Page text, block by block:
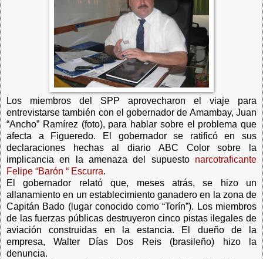
Los miembros del SPP aprovecharon el viaje para
entrevistarse también con el gobernador de Amambay, Juan
“Ancho” Ramírez (foto), para hablar sobre el problema que
afecta a Figueredo. El gobernador se ratificó en sus
declaraciones hechas al diario ABC Color sobre la
implicancia en la amenaza del supuesto narcotraficante
Felipe “Barón “ Escurra.
El gobernador relató que, meses atrás, se hizo un
allanamiento en un establecimiento ganadero en la zona de
Capitán Bado (lugar conocido como “Torín”). Los miembros
de las fuerzas públicas destruyeron cinco pistas ilegales de
aviación construidas en la estancia. El dueño de la
empresa, Walter Días Dos Reis (brasileño) hizo la
denuncia.